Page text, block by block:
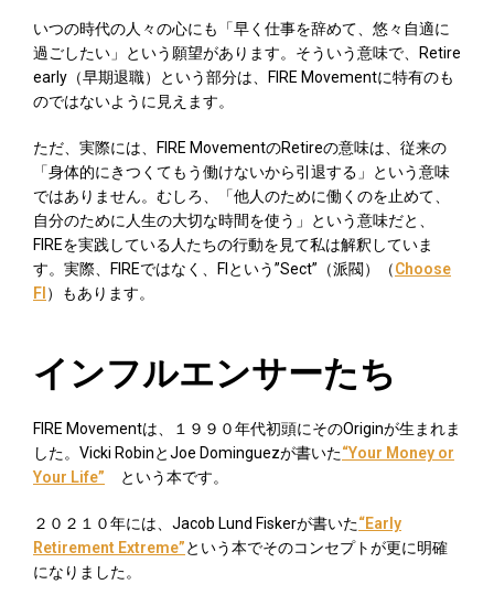
いつの時代の人々の心にも「早く仕事を辞めて、悠々自適に
過ごしたい」という願望があります。そういう意味で、Retire
early（早期退職）という部分は、FIRE Movementに特有のも
のではないように見えます。
ただ、実際には、FIRE MovementのRetireの意味は、従来の
「身体的にきつくてもう働けないから引退する」という意味
ではありません。むしろ、「他人のために働くのを止めて、
自分のために人生の大切な時間を使う」という意味だと、
FIREを実践している人たちの行動を見て私は解釈していま
す。実際、FIREではなく、FIという”Sect”（派閥）
（Choose
FI ） もあります。
インフルエンサーたち
FIRE Movementは、１９９０年代初頭にそのOriginが生まれま
した。Vicki RobinとJoe Dominguezが書いた“Your Money or
Your Life”
という本です。
２０２１０年には、Jacob Lund Fiskerが書いた“Early
Retirement Extreme”という本でそのコンセプトが更に明確
になりました。